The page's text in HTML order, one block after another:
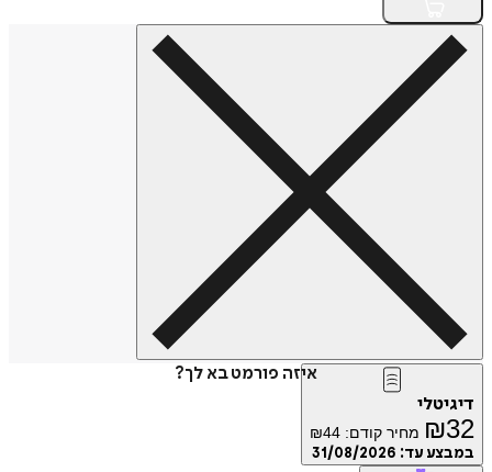
איזה פורמט בא לך?
דיגיטלי
₪32 מחיר קודם: ₪44
במבצע עד: 31/08/2026